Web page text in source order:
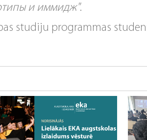
и иммидж".
studiju programmas